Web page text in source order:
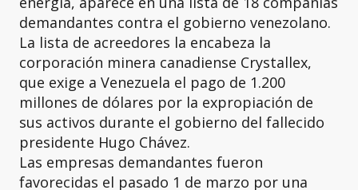
demandantes contra el gobierno venezolano.
La lista de acreedores la encabeza la
corporación minera canadiense Crystallex,
que exige a Venezuela el pago de 1.200
millones de dólares por la expropiación de
sus activos durante el gobierno del fallecido
presidente Hugo Chávez.
Las empresas demandantes fueron
favorecidas el pasado 1 de marzo por una